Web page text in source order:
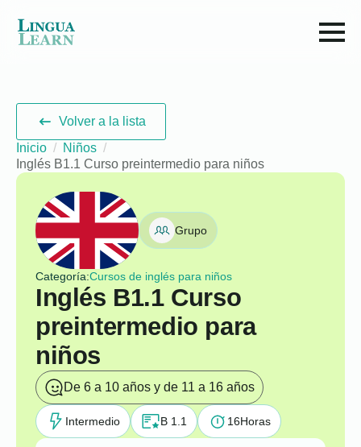
Volver a la lista
Inicio
Niños
Inglés B1.1 Curso preintermedio para niños
Grupo
Categoría:Cursos de inglés para niños
Inglés B1.1 Curso
preintermedio para
niños
De 6 a 10 años y de 11 a 16 años
Intermedio B 1.1 16Horas